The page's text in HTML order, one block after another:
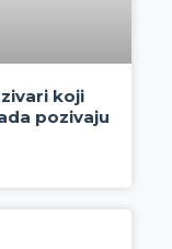
koji
pozivaju